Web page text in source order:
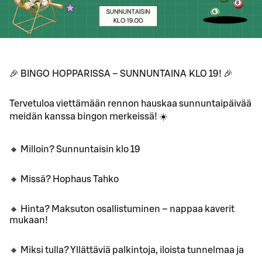
🎉 BINGO HOPPARISSA – SUNNUNTAINA KLO 19! 🎉
Tervetuloa viettämään rennon hauskaa sunnuntaipäivää
meidän kanssa bingon merkeissä! ☀️
🔸 Milloin? Sunnuntaisin klo 19
🔸 Missä? Hophaus Tahko
🔸 Hinta? Maksuton osallistuminen – nappaa kaverit
mukaan!
🔸 Miksi tulla? Yllättäviä palkintoja, iloista tunnelmaa ja